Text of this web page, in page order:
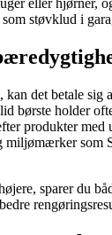
eller hjørner,
støvklud i
kan det betale sig
børste holder
produkter med
miljømærker som
sparer du